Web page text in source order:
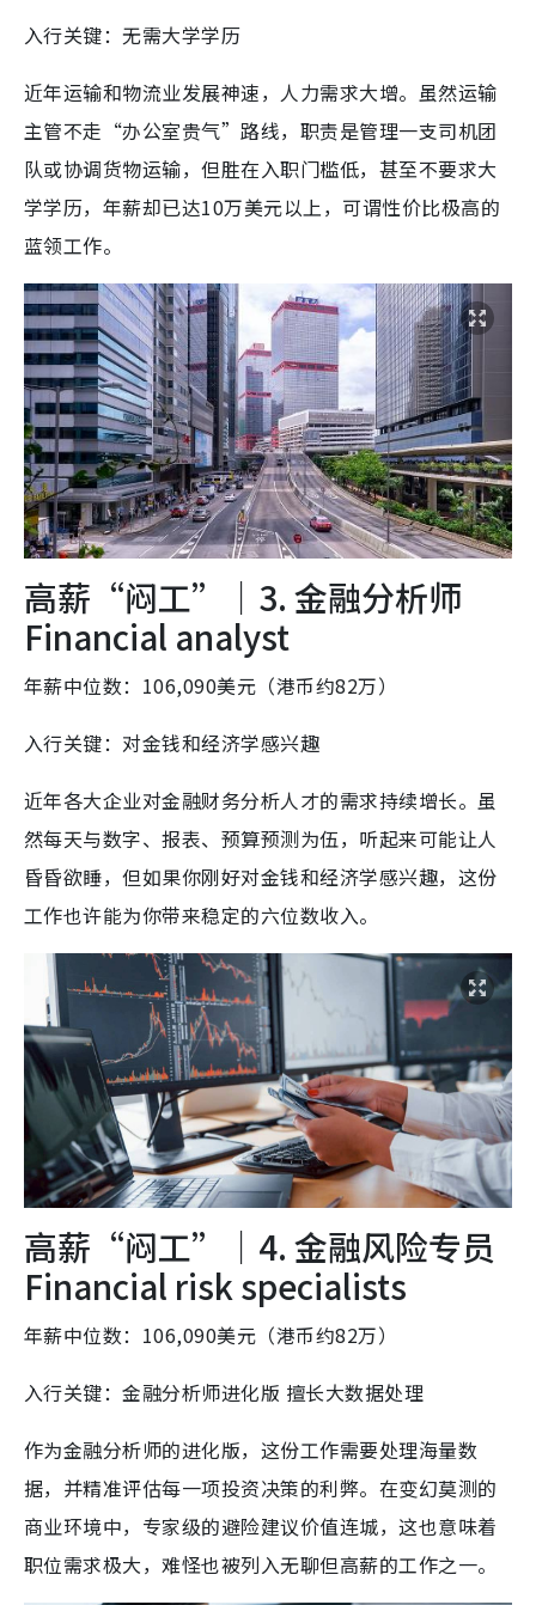
入行关键：无需大学学历
近年运输和物流业发展神速，人力需求大增。虽然运输
主管不走“办公室贵气”路线，职责是管理一支司机团
队或协调货物运输，但胜在入职门槛低，甚至不要求大
学学历，年薪却已达10万美元以上，可谓性价比极高的
蓝领工作。
高薪“闷工”｜3. 金融分析师
Financial analyst
年薪中位数：106,090美元（港币约82万）
入行关键：对金钱和经济学感兴趣
近年各大企业对金融财务分析人才的需求持续增长。虽
然每天与数字、报表、预算预测为伍，听起来可能让人
昏昏欲睡，但如果你刚好对金钱和经济学感兴趣，这份
工作也许能为你带来稳定的六位数收入。
高薪“闷工”｜4. 金融风险专员
Financial risk specialists
年薪中位数：106,090美元（港币约82万）
入行关键：金融分析师进化版 擅长大数据处理
作为金融分析师的进化版，这份工作需要处理海量数
据，并精准评估每一项投资决策的利弊。在变幻莫测的
商业环境中，专家级的避险建议价值连城，这也意味着
职位需求极大，难怪也被列入无聊但高薪的工作之一。